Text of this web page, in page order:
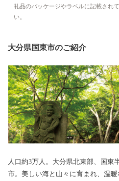
礼品のパッケージやラベルに記載され
い。
大分県国東市のご紹介
人口約3万人。大分県北東部、国東
市。美しい海と山々に育まれ、温